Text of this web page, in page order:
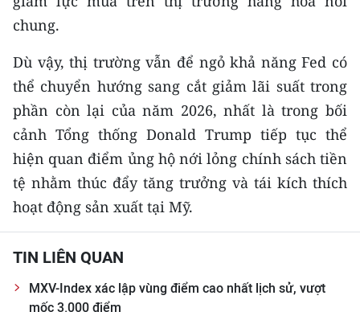
chung.
Dù vậy, thị trường vẫn để ngỏ khả năng Fed có
thể chuyển hướng sang cắt giảm lãi suất trong
phần còn lại của năm 2026, nhất là trong bối
cảnh Tổng thống Donald Trump tiếp tục thể
hiện quan điểm ủng hộ nới lỏng chính sách tiền
tệ nhằm thúc đẩy tăng trưởng và tái kích thích
hoạt động sản xuất tại Mỹ.
TIN LIÊN QUAN
MXV-Index xác lập vùng điểm cao nhất lịch sử, vượt
mốc 3.000 điểm